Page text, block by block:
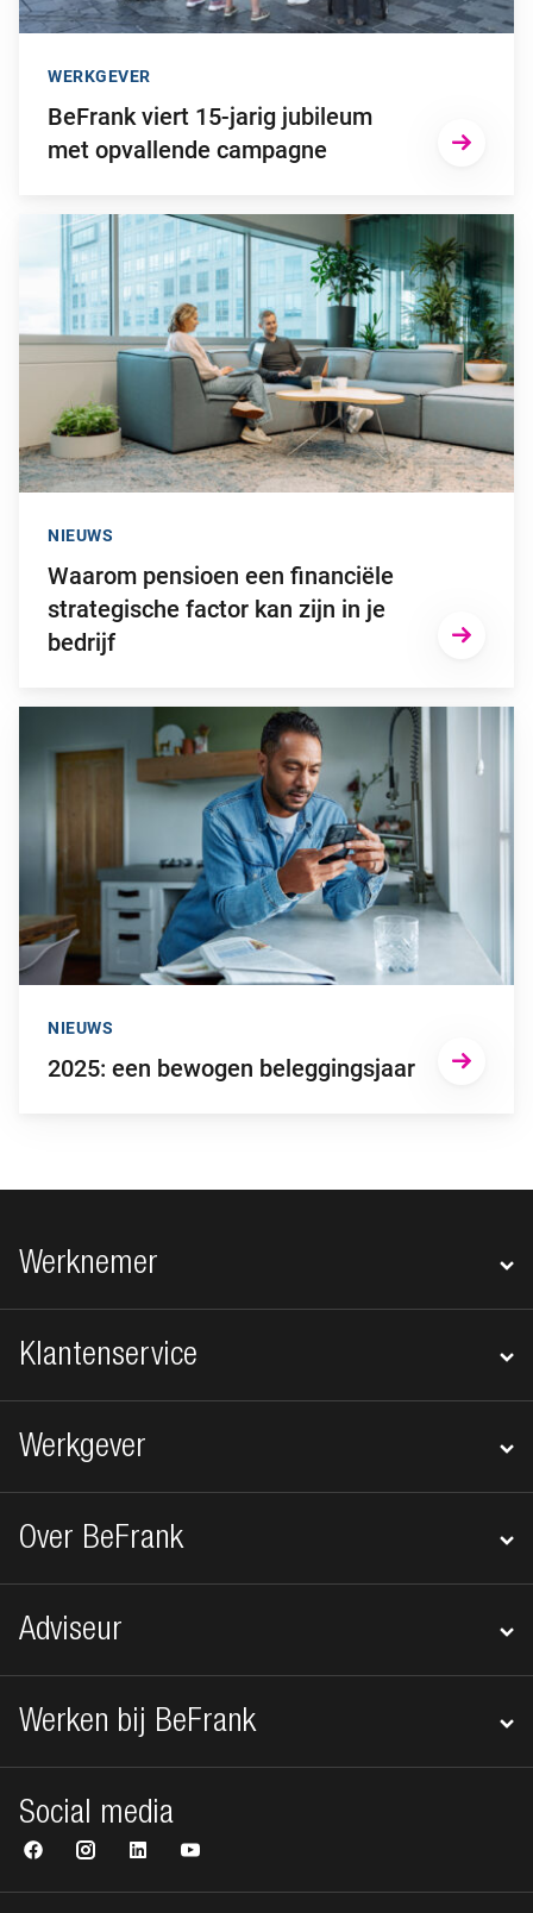
BeFrank viert 15-jarig jubileum
met opvallende campagne
WERKGEVER
Ga naar “Waarom pensioen een financiële strategische
Waarom pensioen een financiële
strategische factor kan zijn in je
bedrijf
NIEUWS
Ga naar “2025: een bewogen beleggingsjaar”
2025: een bewogen beleggingsjaar
NIEUWS
Footer navigatie
Werknemer
Klantenservice
Werkgever
Over BeFrank
Adviseur
Werken bij BeFrank
Social media